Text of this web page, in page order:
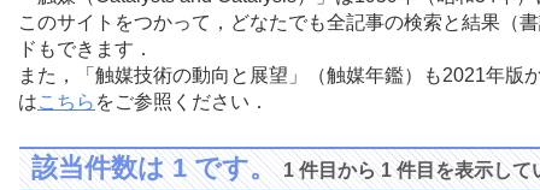
このサイトをつかって，どなたでも全記事の検索と結果（
ドもできます．
また，「触媒技術の動向と展望」（触媒年鑑）も2021年
はこちら をご参照ください．
該当件数は 1 です。1 件目から 1 件目を表示して